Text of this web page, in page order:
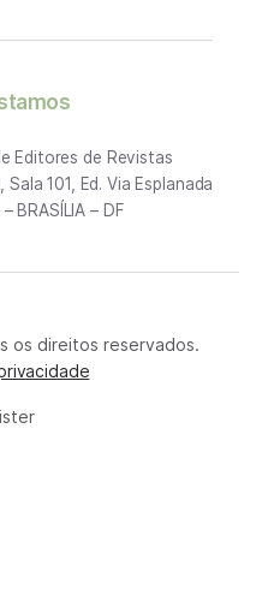
Editores de Revistas
101, Ed. Via Esplanada
BRASÍLIA – DF
os direitos reservados.